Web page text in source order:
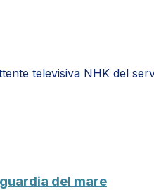
televisiva NHK del
del mare